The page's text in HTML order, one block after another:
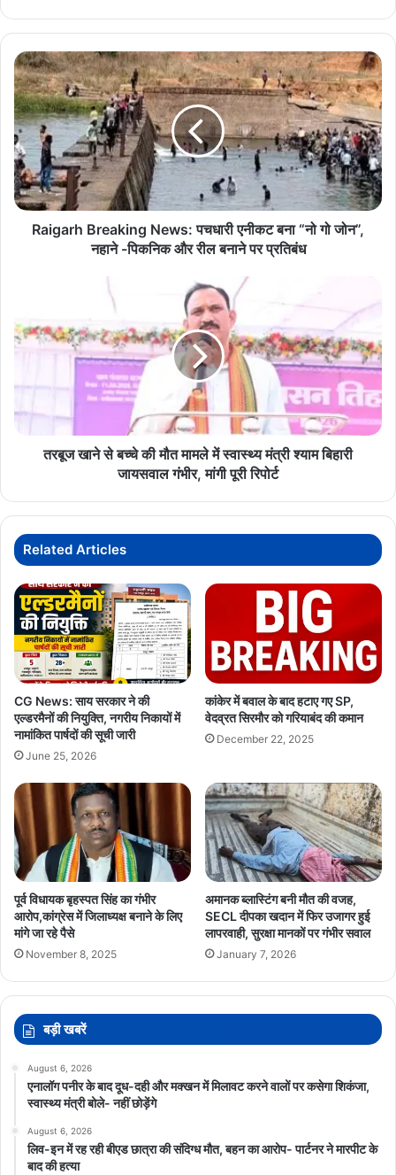
Raigarh
Breaking
News:
पचधारी
एनीकट
बना
“नो
गो
जोन”,
नहाने
प्रतिबंध
Raigarh Breaking News: पचधारी एनीकट बना “नो गो जोन”,
नहाने -पिकनिक और रील बनाने पर प्रतिबंध
से
बच्चे
में
स्वास्थ्य
मांगी
पूरी
रिपोर्ट
तरबूज खाने से बच्चे की मौत मामले में स्वास्थ्य मंत्री श्याम बिहारी
जायसवाल गंभीर, मांगी पूरी रिपोर्ट
Related Articles
CG News: साय सरकार ने की
एल्डरमैनों की नियुक्ति, नगरीय निकायों में
नामांकित पार्षदों की सूची जारी
June 25, 2026
कांकेर में बवाल के बाद हटाए गए SP,
वेदव्रत सिरमौर को गरियाबंद की कमान
December 22, 2025
पूर्व विधायक बृहस्पत सिंह का गंभीर
आरोप,कांग्रेस में जिलाध्यक्ष बनाने के लिए
मांगे जा रहे पैसे
November 8, 2025
अमानक ब्लास्टिंग बनी मौत की वजह,
SECL दीपका खदान में फिर उजागर हुई
लापरवाही, सुरक्षा मानकों पर गंभीर सवाल
January 7, 2026
बड़ी खबरें
August 6, 2026
एनालॉग पनीर के बाद दूध-दही और मक्खन में मिलावट करने वालों पर कसेगा शिकंजा,
स्वास्थ्य मंत्री बोले- नहीं छोड़ेंगे
August 6, 2026
लिव-इन में रह रही बीएड छात्रा की संदिग्ध मौत, बहन का आरोप- पार्टनर ने मारपीट के
बाद की हत्या